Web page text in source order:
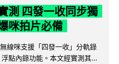
測 四發一收同步獨
咪拍片必備
線咪支援「四發一收」分軌錄
點內錄功能。本文經實測其...